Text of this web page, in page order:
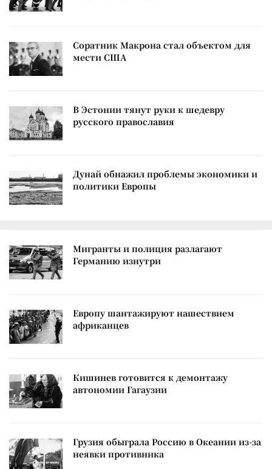
Соратник Макрона стал объектом для
мести США
В Эстонии тянут руки к шедевру
русского православия
Дунай обнажил проблемы экономики и
политики Европы
Мигранты и полиция разлагают
Германию изнутри
Европу шантажируют нашествием
африканцев
Кишинев готовится к демонтажу
автономии Гагаузии
Грузия обыграла Россию в Океании из-за
неявки противника